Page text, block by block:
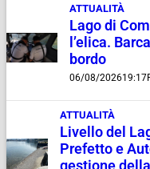
ATTUALITÀ
Lago di
l’elica.
bordo
06/08/202619:17
ATTUALITÀ
Livello del
Prefetto e